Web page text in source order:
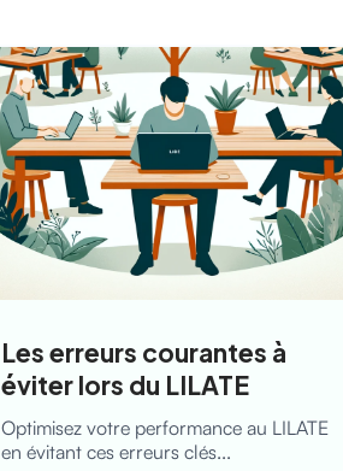
Les erreurs courantes à
éviter lors du LILATE
Optimisez votre performance au LILATE
en évitant ces erreurs clés...